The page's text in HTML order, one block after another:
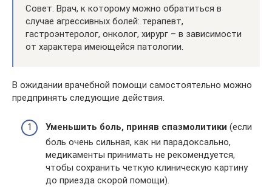
Совет. Врач, к которому можно обратиться в
случае агрессивных болей: терапевт,
гастроэнтеролог, онколог, хирург – в зависимости
от характера имеющейся патологии.
В ожидании врачебной помощи самостоятельно можно
предпринять следующие действия.
Уменьшить боль, приняв спазмолитики (если
боль очень сильная, как ни парадоксально,
медикаменты принимать не рекомендуется,
чтобы сохранить четкую клиническую картину
до приезда скорой помощи).